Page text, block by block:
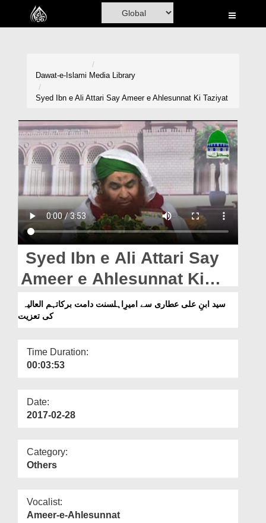
Home
Volunteer Portal
Rohani Ilaj
Donation
Magazine
Departments
More
Dawat-e-Islami Media Library
Syed Ibn e Ali Attari Say Ameer e Ahlesunnat Ki Taziyat
Syed Ibn e Ali Attari Say
Ameer e Ahlesunnat Ki
Taziyat
کی تعزیت
Time Duration:
00:03:53
Date:
2017-02-28
Category:
Others
Vocalist:
Ameer-e-Ahlesunnat